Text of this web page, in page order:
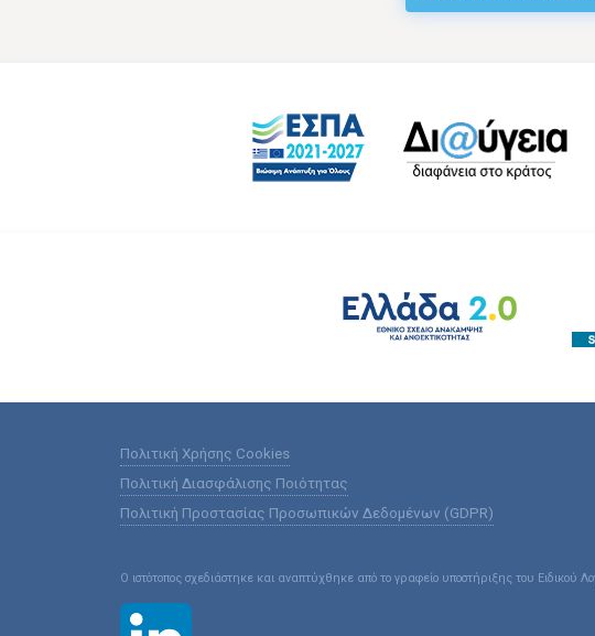
Πολιτική Χρήσης Cookies
Πολιτική Διασφάλισης Ποιότητας
Πολιτική Προστασίας Προσωπικών Δεδομένων (GDPR)
Ο ιστότοπος σχεδιάστηκε και αναπτύχθηκε από το γραφείο υποστήριξης του Ειδικού